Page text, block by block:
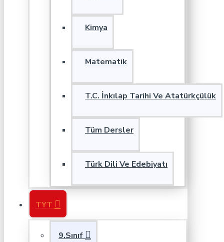
Kimya
Matematik
T.C. İnkılap Tarihi Ve Atatürkçülük
Tüm Dersler
Türk Dili Ve Edebiyatı
TYT
9.Sınıf